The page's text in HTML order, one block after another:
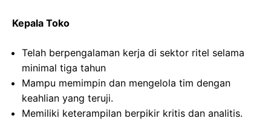
Kepala Toko
Telah berpengalaman kerja di sektor ritel selama
minimal tiga tahun
Mampu memimpin dan mengelola tim dengan
keahlian yang teruji.
Memiliki keterampilan berpikir kritis dan analitis.